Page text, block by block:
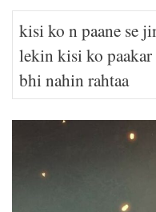
kisi ko n paane se
lekin kisi ko
bhi nahin rahtaa